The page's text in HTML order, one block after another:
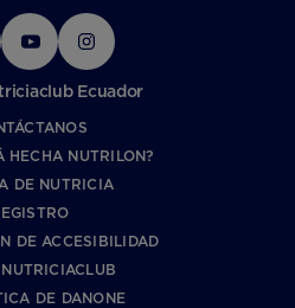
Ecuador
HECHA NUTRILON?
DE NUTRICIA
DE ACCESIBILIDAD
DE DANONE